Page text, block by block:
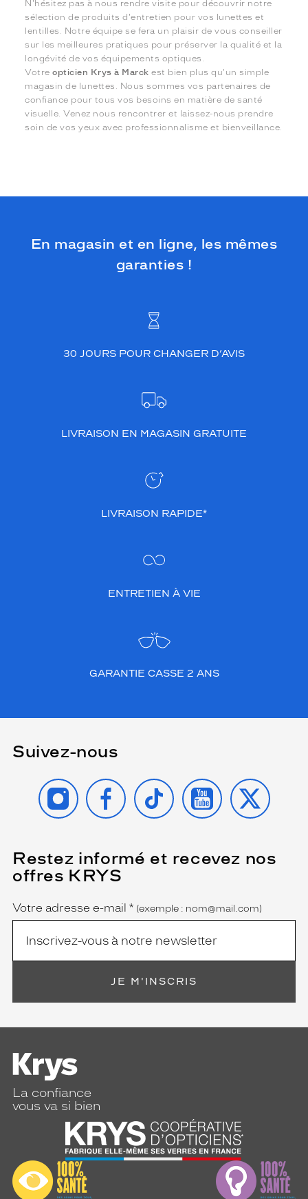
N'hésitez pas à nous rendre visite pour découvrir notre
sélection de produits d'entretien pour vos lunettes et
lentilles. Notre équipe se fera un plaisir de vous conseiller
sur les meilleures pratiques pour préserver la qualité et la
longévité de vos équipements optiques.
Votreopticien Krys à Marck est bien plus qu'un simple
magasin de lunettes. Nous sommes vos partenaires de
confiance pour tous vos besoins en matière de santé
visuelle. Venez nous rencontrer et laissez-nous prendre
soin de vos yeux avec professionnalisme et bienveillance.
En magasin et en ligne, les mêmes
garanties !
30 JOURS POUR CHANGER D’AVIS
LIVRAISON EN MAGASIN GRATUITE
LIVRAISON RAPIDE*
ENTRETIEN À VIE
GARANTIE CASSE 2 ANS
Suivez-nous
INSTAGRAMFACEBOOK
TIKTOK YOUTUBE
X
Restez informé et recevez nos
offres KRYS
Name
Votre adresse e-mail *
(Ce
champ
est
obligatoire)
(exemple : nom@mail.com)
JE M'INSCRIS
La confiance
vous va si bien